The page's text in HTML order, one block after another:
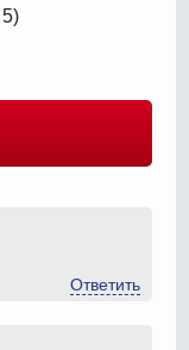
5)
Ответить